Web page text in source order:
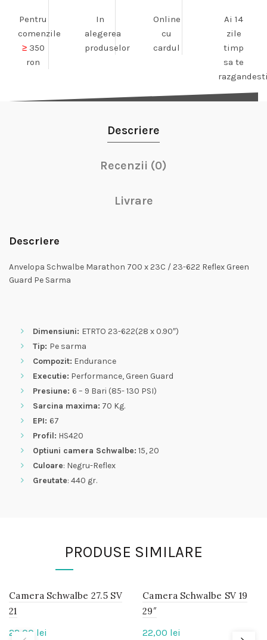
Pentru
comenzile
≥350
ron
In
alegerea
produselor
Online
cu
cardul
Ai 14
zile
timp
sa te
Descriere
Recenzii (0)
Livrare
Descriere
Anvelopa Schwalbe Marathon 700 x 23C / 23-622 Reflex Green
Guard Pe Sarma
Dimensiuni: ETRTO 23-622(28 x 0.90″)
Tip: Pe sarma
Compozit: Endurance
Executie: Performance, Green Guard
Presiune: 6 – 9 Bari (85- 130 PSI)
Sarcina maxima: 70 Kg.
EPI: 67
Profil: HS420
Optiuni camera Schwalbe: 15, 20
Culoare: Negru-Reflex
Greutate: 440 gr.
PRODUSE SIMILARE
IN
STOC
Camera Schwalbe 27.5 SV
21
22,00 lei
IN
STOC
Camera Schwalbe SV 19
29″
22,00 lei